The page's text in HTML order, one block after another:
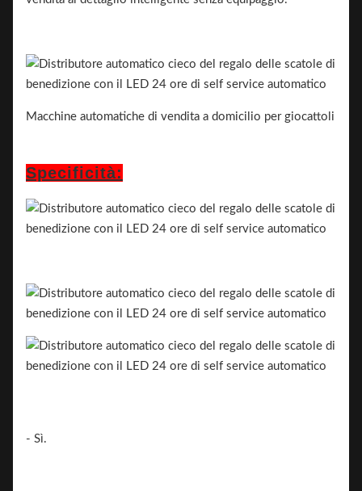
Macchine automatiche di vendita a domicilio per giocattoli
Specificità:
- Sì.